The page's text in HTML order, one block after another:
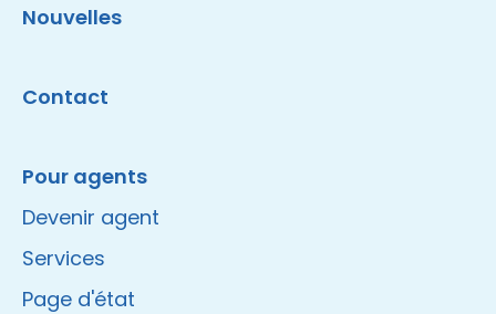
Nouvelles
Contact
Pour agents
Devenir agent
Services
Page d'état